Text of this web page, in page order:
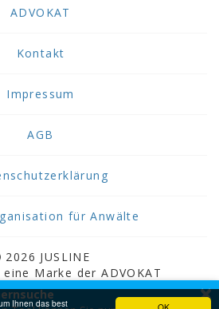
Ihnen das best
ADVOKAT
Kontakt
Impressum
AGB
für Anwälte
2026 JUSLINE
Marke der ADVOKAT
Greiter & Greiter GmbH.
×